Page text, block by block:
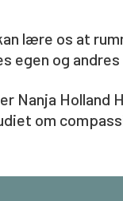
lære os at
egen og
Nanja Holland
om